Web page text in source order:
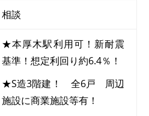
相談
★本厚木駅利用可！新耐震
基準！想定利回り約6.4％！
★S造3階建！ 全6戸 周辺
施設に商業施設等有！